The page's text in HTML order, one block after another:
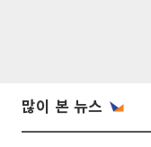
많이 본 뉴스